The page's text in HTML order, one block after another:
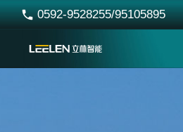
 0592-9528255/95105895